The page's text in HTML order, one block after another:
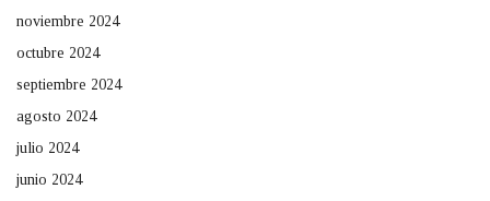
noviembre 2024
octubre 2024
septiembre 2024
agosto 2024
julio 2024
junio 2024